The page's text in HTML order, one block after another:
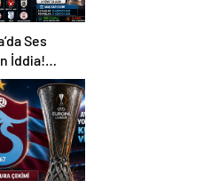
Ses
İddia!
Salah İçin